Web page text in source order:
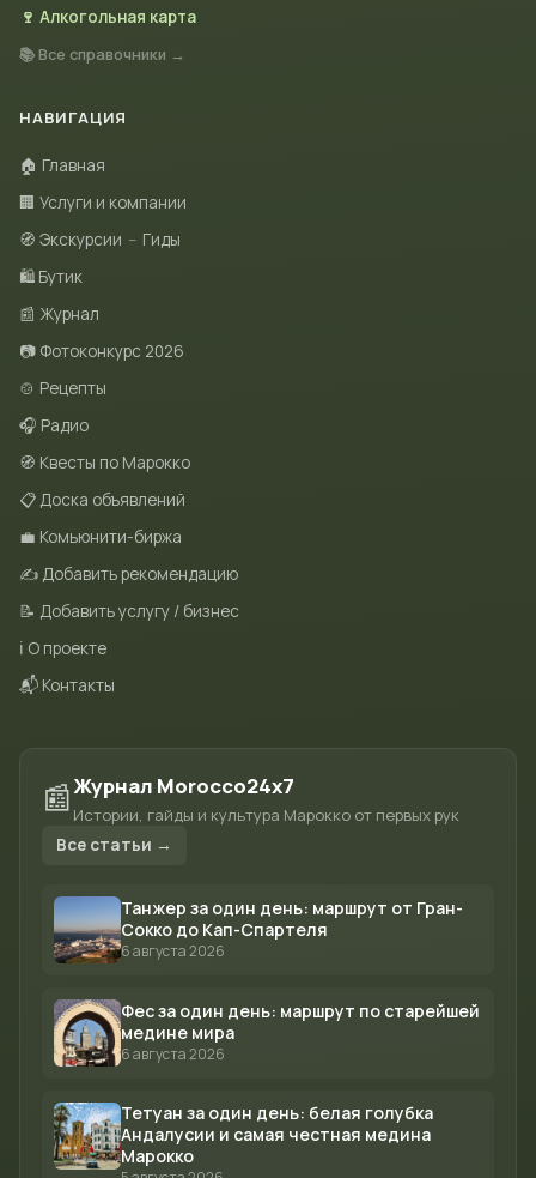
🍷 Алкогольная карта
📚 Все справочники →
НАВИГАЦИЯ
🏠 Главная
🏢 Услуги и компании
🧭 Экскурсии – Гиды
🛍 Бутик
📰 Журнал
📷 Фотоконкурс 2026
🍲 Рецепты
🎧 Радио
🧭 Квесты по Марокко
📋 Доска объявлений
💼 Комьюнити-биржа
✍️ Добавить рекомендацию
📝 Добавить услугу / бизнес
ℹ️ О проекте
📬 Контакты
📰Журнал Morocco24x7
Истории, гайды и культура Марокко от первых рук
Все статьи →
Танжер за один день: маршрут от Гран-
Сокко до Кап-Спартеля
6 августа 2026
Фес за один день: маршрут по старейшей
медине мира
6 августа 2026
Тетуан за один день: белая голубка
Андалусии и самая честная медина
Марокко